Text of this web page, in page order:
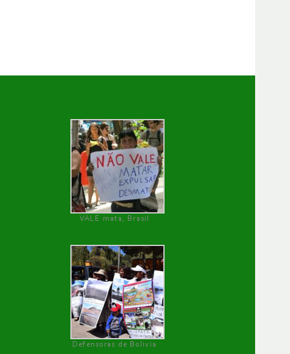
VALE mata, Brasil
Defensoras de Bolivia